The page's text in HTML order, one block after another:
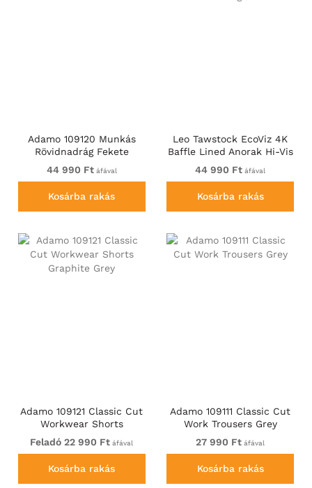
Adamo 109120 Munkás
Rövidnadrág Fekete
44 990 Ftáfával
Kosárba rakás
Leo Tawstock EcoViz 4K
Baffle Lined Anorak Hi-Vis
Orange
44 990 Ft áfával
Kosárba rakás
Adamo 109121 Classic Cut
Workwear Shorts
Graphite Grey
Feladó 22 990 Ft áfával
Kosárba rakás
Adamo 109111 Classic Cut
Work Trousers Grey
27 990 Ft áfával
Kosárba rakás